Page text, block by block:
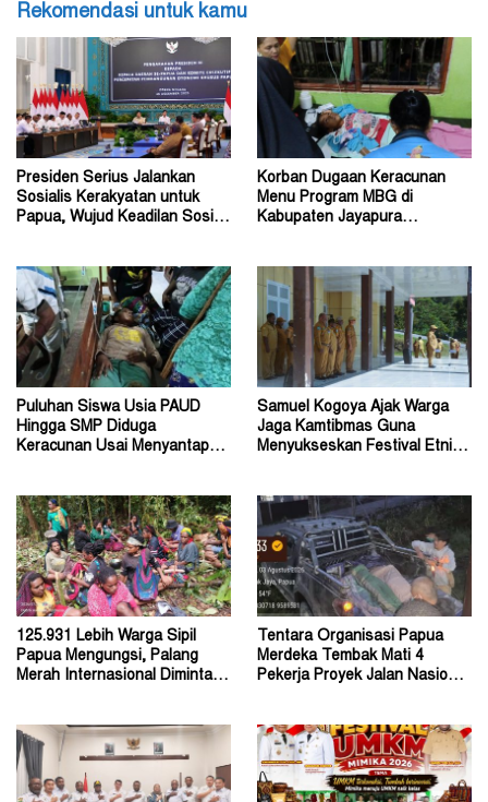
Rekomendasi untuk kamu
Presiden Serius Jalankan
Sosialis Kerakyatan untuk
Papua, Wujud Keadilan Sosial
Korban Dugaan Keracunan
Menu Program MBG di
Kabupaten Jayapura
Puluhan Siswa Usia PAUD
Hingga SMP Diduga
Keracunan Usai Menyantap
Samuel Kogoya Ajak Warga
Jaga Kamtibmas Guna
Menyukseskan Festival Etnik
125.931 Lebih Warga Sipil
Papua Mengungsi, Palang
Merah Internasional Diminta
Tentara Organisasi Papua
Merdeka Tembak Mati 4
Pekerja Proyek Jalan Nasional